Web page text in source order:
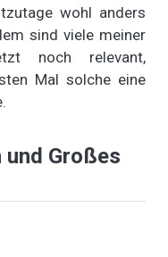
wohl anders
sind viele meiner
noch relevant,
Mal solche eine
und Großes